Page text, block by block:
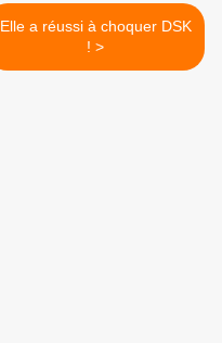
Elle a réussi à choquer DSK
! >